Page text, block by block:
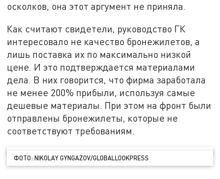
осколков, она этот аргумент не приняла.
Как считают свидетели, руководство ГК
интересовало не качество бронежилетов, а
лишь поставка их по максимально низкой
цене. И это подтверждается материалами
дела. В них говорится, что фирма заработала
не менее 200% прибыли, используя самые
дешевые материалы. При этом на фронт были
отправлены бронежилеты, которые не
соответствуют требованиям.
ФОТО: NIKOLAY GYNGAZOV/GLOBALLOOKPRESS